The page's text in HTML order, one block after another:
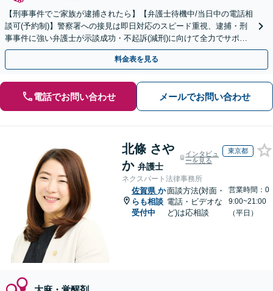
【刑事事件でご家族が逮捕されたら】【弁護士待機中/当日中の電話相
談可(予約制)】警察署への接見は即日対応のスピード重視、逮捕・刑
事事件に強い弁護士が示談成功・不起訴(減刑)に向けて全力でサポー
トします。【加害者側の相談専門】
料金表を見る
電話でお問い合わせ メールでお問い合わせ
北條 さや
か 弁護士
インタビュ
ーを見る
東京都
ネクスパート法律事務所
佐賀県 か
らも相談
受付中
面談方法(対面・
電話・ビデオな
ど)は応相談
営業時間：0
9:00~21:00
（平日）